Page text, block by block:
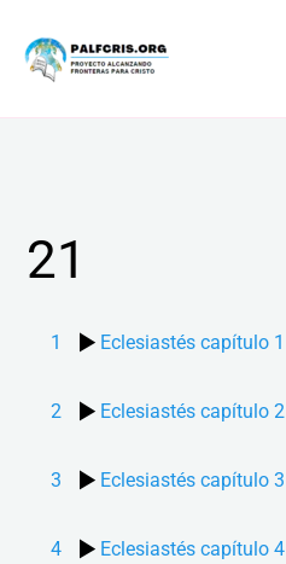
21
1 Eclesiastés capítulo 1
2 Eclesiastés capítulo 2
3 Eclesiastés capítulo 3
4 Eclesiastés capítulo 4